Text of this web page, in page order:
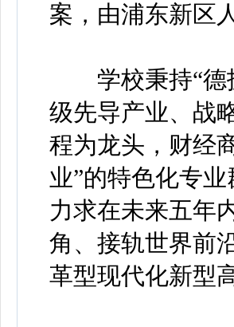
案，由浦东新区
学校秉持“德
级先导产业、战
程为龙头，财经
业”的特色化专
力求在未来五年
角、接轨世界前
革型现代化新型